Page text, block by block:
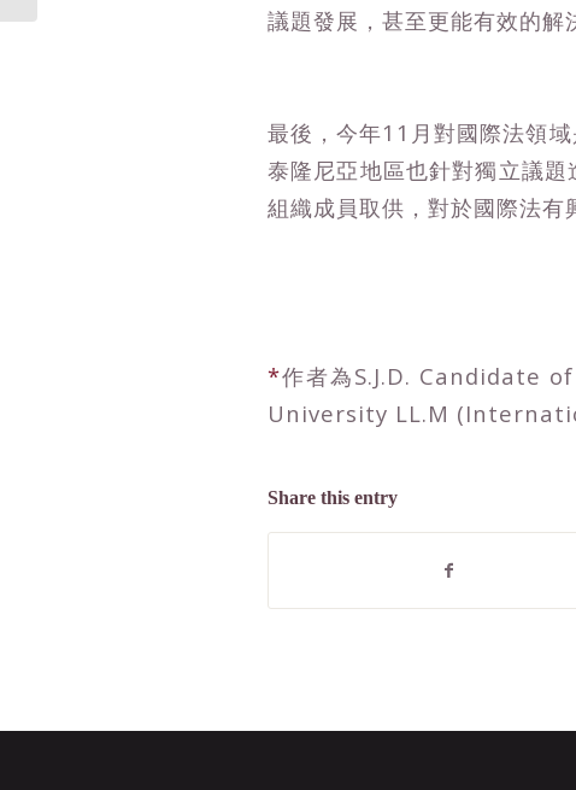
議題發展，甚至更能有效的解
最後，今年11月對國際法領
泰隆尼亞地區也針對獨立議
組織成員取供，對於國際法有
*作者為S.J.D. Candidate
University LL.M
Share this entry